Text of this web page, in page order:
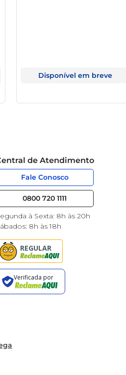
Disponível em breve
de Atendimento
Fale Conosco
0800 720 1111
à Sexta: 8h às 20h
8h às 18h